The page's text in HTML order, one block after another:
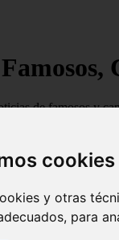
cookies
y otras
para
de famosos y